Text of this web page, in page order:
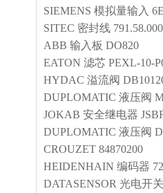
SIEMENS 模拟量输入
SITEC 密封线
ABB 输入板 DO820
EATON 滤芯 PEXL-10-
HYDAC 溢流阀
DUPLOMATIC 液压阀
JOKAB 安全继电器
DUPLOMATIC 液压阀
CROUZET 84870200
HEIDENHAIN 编码器
DATASENSOR 光电开关